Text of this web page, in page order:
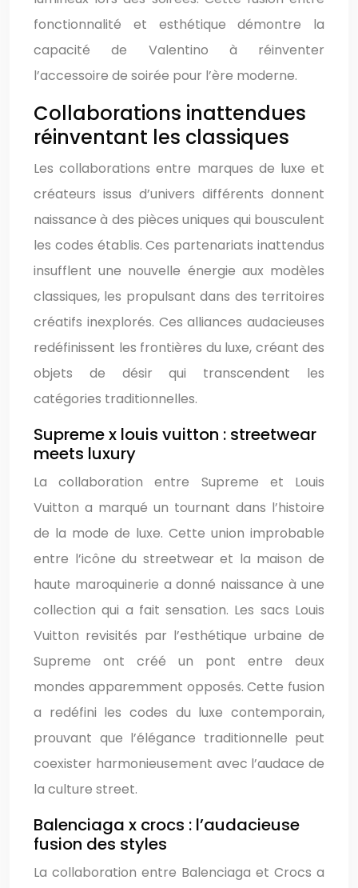
fonctionnalité et esthétique démontre la
capacité de Valentino à réinventer
l’accessoire de soirée pour l’ère moderne.
Collaborations inattendues
réinventant les classiques
Les collaborations entre marques de luxe et
créateurs issus d’univers différents donnent
naissance à des pièces uniques qui bousculent
les codes établis. Ces partenariats inattendus
insufflent une nouvelle énergie aux modèles
classiques, les propulsant dans des territoires
créatifs inexplorés. Ces alliances audacieuses
redéfinissent les frontières du luxe, créant des
objets de désir qui transcendent les
catégories traditionnelles.
Supreme x louis vuitton : streetwear
meets luxury
La collaboration entre Supreme et Louis
Vuitton a marqué un tournant dans l’histoire
de la mode de luxe. Cette union improbable
entre l’icône du streetwear et la maison de
haute maroquinerie a donné naissance à une
collection qui a fait sensation. Les sacs Louis
Vuitton revisités par l’esthétique urbaine de
Supreme ont créé un pont entre deux
mondes apparemment opposés. Cette fusion
a redéfini les codes du luxe contemporain,
prouvant que l’élégance traditionnelle peut
coexister harmonieusement avec l’audace de
la culture street.
Balenciaga x crocs : l’audacieuse
fusion des styles
La collaboration entre Balenciaga et Crocs a